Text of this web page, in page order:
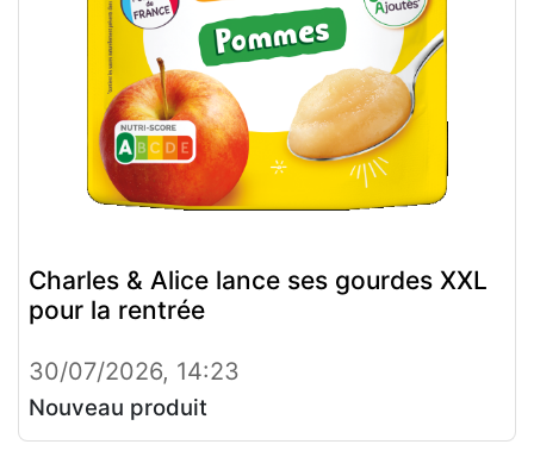
Charles & Alice lance ses gourdes XXL
pour la rentrée
30/07/2026, 14:23
Nouveau produit